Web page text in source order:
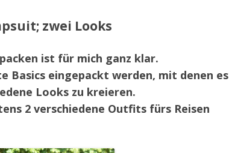
zwei Looks
ist für mich ganz klar.
Basics eingepackt werden, mit denen es
Looks zu kreieren.
2 verschiedene Outfits fürs Reisen